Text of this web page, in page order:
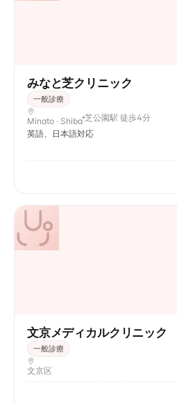
みなと芝クリニック
一般診療
Minato · Shiba 芝公園駅 徒歩4分
英語、日本語対応
文京メディカルクリニック
一般診療
文京区